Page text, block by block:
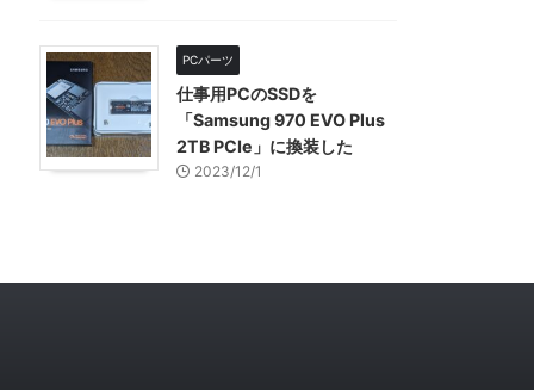
PCパーツ
仕事用PCのSSDを
「Samsung 970 EVO Plus
2TB PCIe」に換装した
2023/12/1